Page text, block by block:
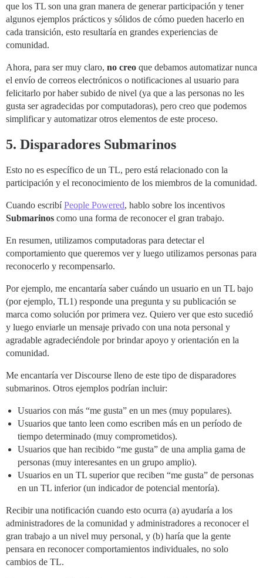
que los TL son una gran manera de generar participación y tener
algunos ejemplos prácticos y sólidos de cómo pueden hacerlo en
cada transición, esto resultaría en grandes experiencias de
comunidad.
Ahora, para ser muy claro, no creo que debamos automatizar nunca
el envío de correos electrónicos o notificaciones al usuario para
felicitarlo por haber subido de nivel (ya que a las personas no les
gusta ser agradecidas por computadoras), pero creo que podemos
simplificar y automatizar otros elementos de este proceso.
5. Disparadores Submarinos
Esto no es específico de un TL, pero está relacionado con la
participación y el reconocimiento de los miembros de la comunidad.
Cuando escribíPeople Powered, hablo sobre los incentivos
Submarinos como una forma de reconocer el gran trabajo.
En resumen, utilizamos computadoras para detectar el
comportamiento que queremos ver y luego utilizamos personas para
reconocerlo y recompensarlo.
Por ejemplo, me encantaría saber cuándo un usuario en un TL bajo
(por ejemplo, TL1) responde una pregunta y su publicación se
marca como solución por primera vez. Quiero ver que esto sucedió
y luego enviarle un mensaje privado con una nota personal y
agradable agradeciéndole por brindar apoyo y orientación en la
comunidad.
Me encantaría ver Discourse lleno de este tipo de disparadores
submarinos. Otros ejemplos podrían incluir:
Usuarios con más “me gusta” en un mes (muy populares).
Usuarios que tanto leen como escriben más en un período de
tiempo determinado (muy comprometidos).
Usuarios que han recibido “me gusta” de una amplia gama de
personas (muy interesantes en un grupo amplio).
Usuarios en un TL superior que reciben “me gusta” de personas
en un TL inferior (un indicador de potencial mentoría).
Recibir una notificación cuando esto ocurra (a) ayudaría a los
administradores de la comunidad y administradores a reconocer el
gran trabajo a un nivel muy personal, y (b) haría que la gente
pensara en reconocer comportamientos individuales, no solo
cambios de TL.